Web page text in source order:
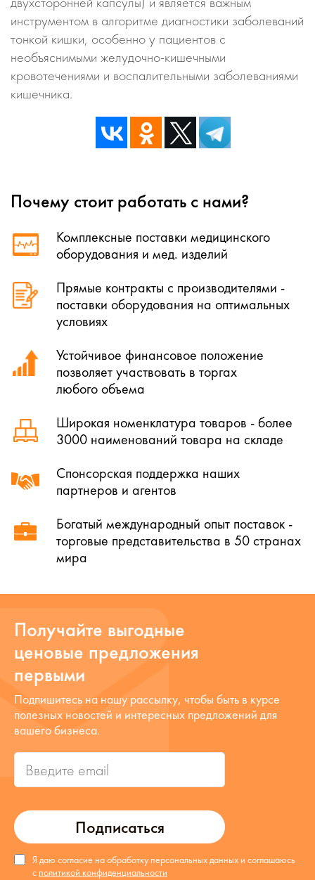
инструментом в алгоритме диагностики заболеваний
тонкой кишки, особенно у пациентов с
необъяснимыми желудочно-кишечными
кровотечениями и воспалительными заболеваниями
кишечника.
Почему стоит работать с нами?
Комплексные поставки медицинского
оборудования и мед. изделий
Прямые контракты с производителями -
поставки оборудования на оптимальных
условиях
Устойчивое финансовое положение
позволяет участвовать в торгах
любого объема
Широкая номенклатура товаров - более
3000 наименований товара на складе
Спонсорская поддержка наших
партнеров и агентов
Богатый международный опыт поставок -
торговые представительства в 50 странах
мира
Получайте выгодные
ценовые предложения
первыми
Подписаться
Я даю согласие на обработку персональных данных и соглашаюсь
с политикой конфиденциальности
Подпишитесь на нашу рассылку, чтобы быть в курсе
полезных новостей и интересных предложений для
вашего бизнеса.